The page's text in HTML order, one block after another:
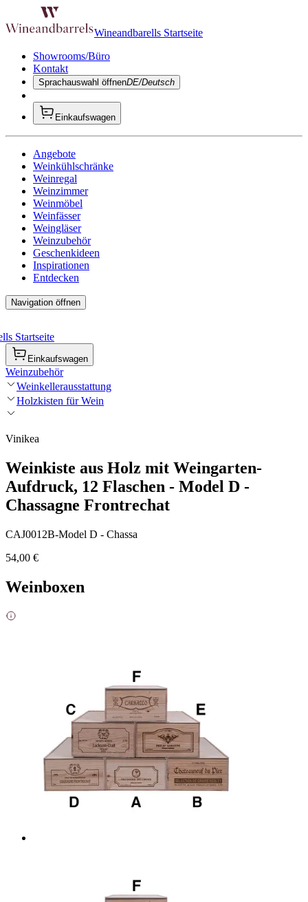
Wineandbarells Startseite
Showrooms/Büro
Kontakt
Sprachauswahl öffnenDE/Deutsch
Einkaufswagen
Angebote
Weinkühlschränke
Weinregal
Weinzimmer
Weinmöbel
Weinfässer
Weingläser
Weinzubehör
Geschenkideen
Inspirationen
Entdecken
Navigation öffnen
Startseite
Einkaufswagen
Weinzubehör
Weinkellerausstattung
Holzkisten für Wein
Vinikea
Weinkiste aus Holz mit Weingarten-
Aufdruck, 12 Flaschen - Model D -
Chassagne Frontrechat
CAJ0012B-Model D - Chassa
54,00 €
Weinboxen